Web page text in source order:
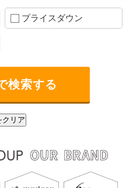
プライスダウン